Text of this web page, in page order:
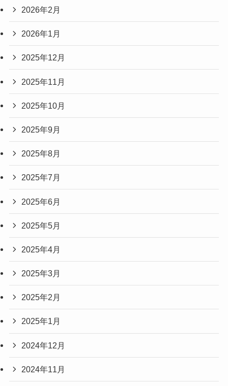
2026年2月
2026年1月
2025年12月
2025年11月
2025年10月
2025年9月
2025年8月
2025年7月
2025年6月
2025年5月
2025年4月
2025年3月
2025年2月
2025年1月
2024年12月
2024年11月